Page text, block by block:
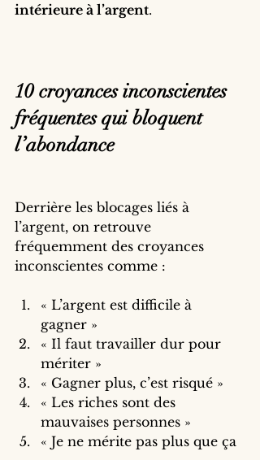
intérieure à l’argent.
10 croyances inconscientes
fréquentes qui bloquent
l’abondance
Derrière les blocages liés à
l’argent, on retrouve
fréquemment des croyances
inconscientes comme :
« L’argent est difficile à
gagner »
« Il faut travailler dur pour
mériter »
« Gagner plus, c’est risqué »
« Les riches sont des
mauvaises personnes »
« Je ne mérite pas plus que ça